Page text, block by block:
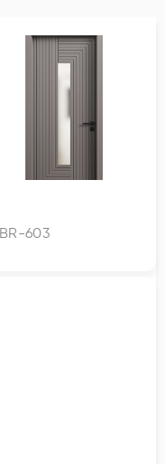
BR-603